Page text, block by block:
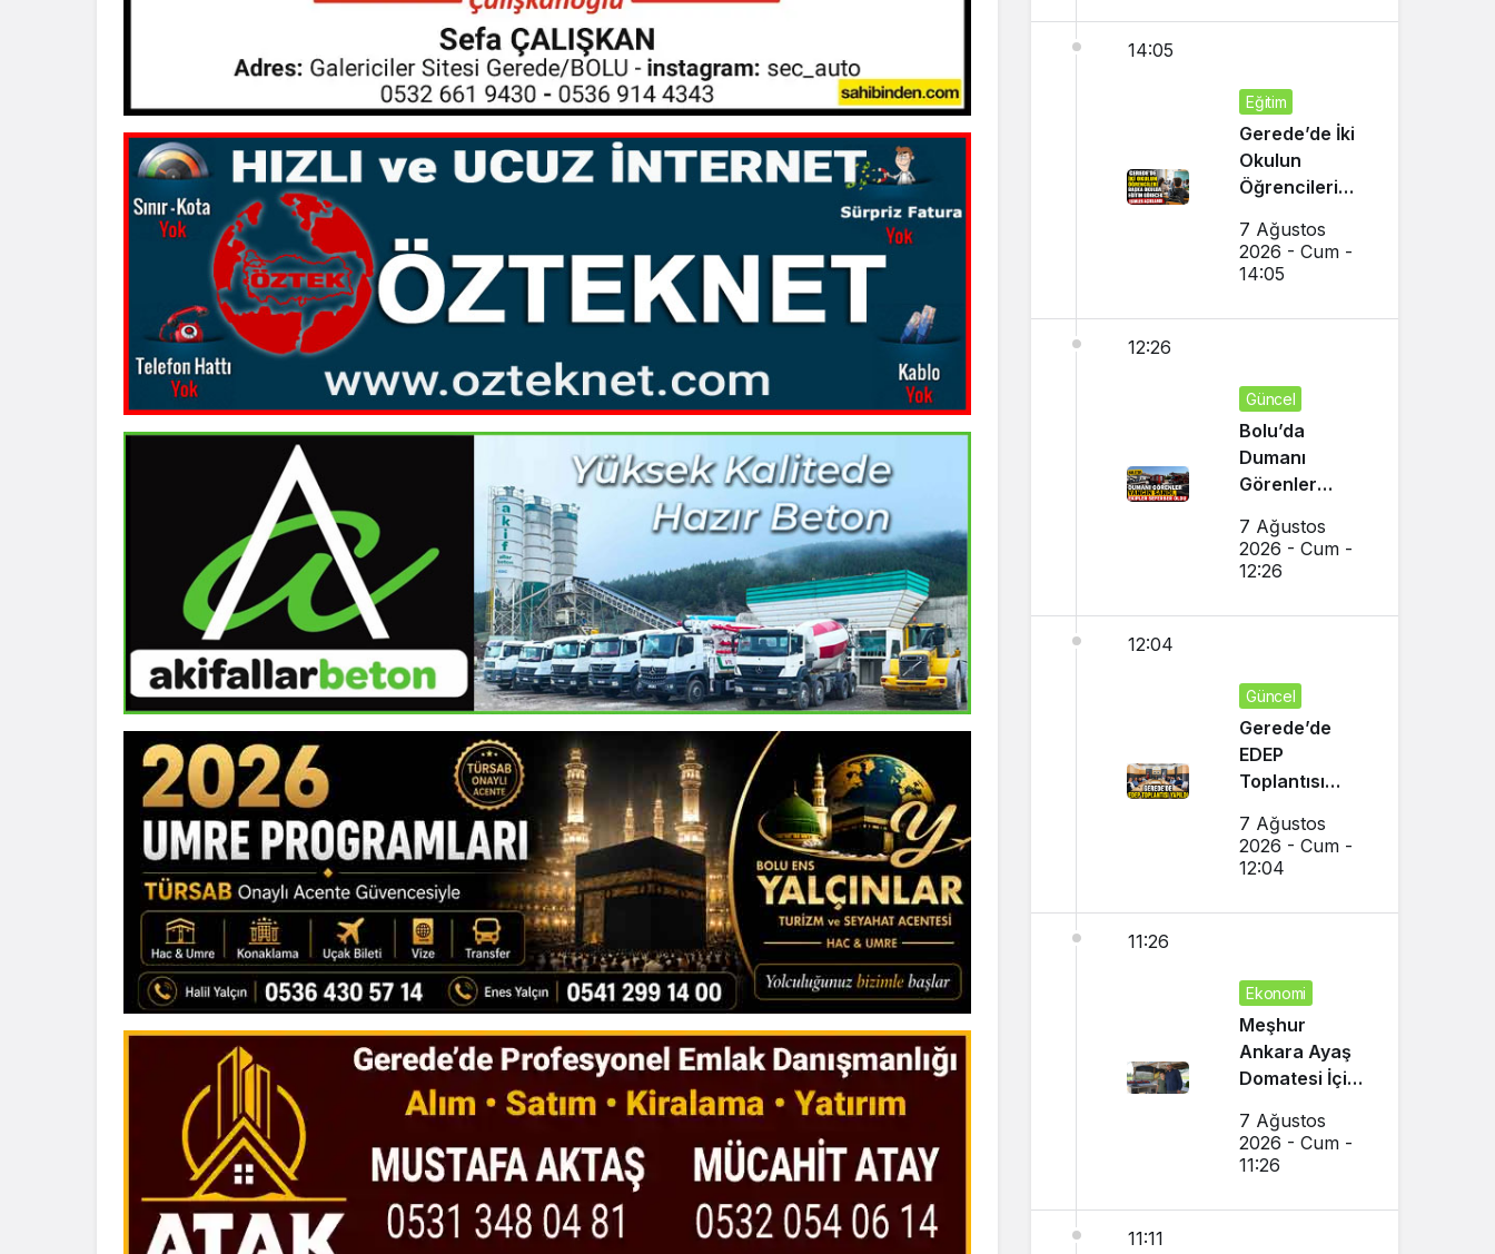
14:05
Eğitim
Gerede’de İki
Okulun
Öğrencileri
Eğitim
Görecek
7 Ağustos
2026 - Cum -
14:05
12:26
Güncel
Bolu’da
Dumanı
Görenler
Ekipler
Seferber Oldu
7 Ağustos
2026 - Cum -
12:26
12:04
Güncel
Gerede’de
EDEP
Toplantısı
7 Ağustos
2026 - Cum -
12:04
11:26
Ekonomi
Meşhur
Ankara Ayaş
Domatesi İçin
Geldi
7 Ağustos
2026 - Cum -
11:26
11:11